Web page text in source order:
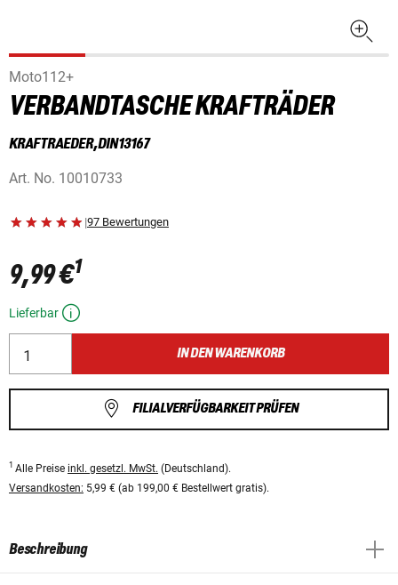
Moto112+
VERBANDTASCHE KRAFTRÄDER
KRAFTRAEDER,DIN13167
Art. No. 10010733
|97 Bewertungen
9,99 €1
Lieferbar
IN DEN WARENKORB
FILIALVERFÜGBARKEIT PRÜFEN
1 Alle Preise inkl. gesetzl. MwSt. (Deutschland).
Versandkosten: 5,99 € (ab 199,00 € Bestellwert gratis).
Beschreibung